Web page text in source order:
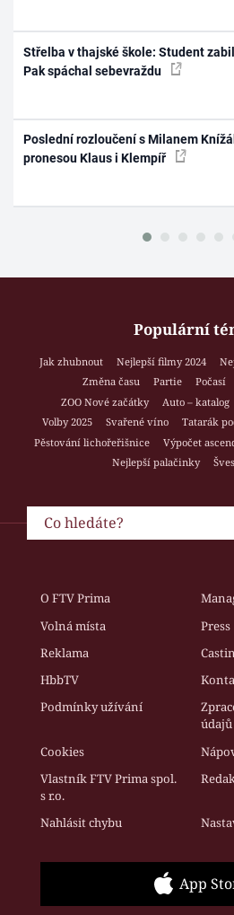
Střelba v thajské škole: Student
Pak spáchal sebevraždu
Poslední rozloučení s Milanem
pronesou Klaus i Klempíř
Populární
Jak zhubnout Nejlepší filmy 2024
Změna času
Partie Počasí
ZOO Nové začátky
Auto – katalog
Volby 2025
Svařené víno Tatarák
Pěstování lichořeřišnice
Výpočet
Nejlepší palačinky
O FTV Prima
Volná místa
Press
Reklama
HbbTV
Podmínky užívání
údajů
Cookies
Vlastník FTV Prima spol.
s r.o.
Nahlásit chybu
App